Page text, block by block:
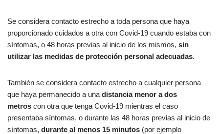
Se considera contacto estrecho a toda persona que haya
proporcionado cuidados a otra con Covid-19 cuando estaba con
síntomas, o 48 horas previas al inicio de los mismos, sin
utilizar las medidas de protección personal adecuadas.
También se considera contacto estrecho a cualquier persona
que haya permanecido a una distancia menor a dos
metros con otra que tenga Covid-19 mientras el caso
presentaba síntomas, o durante las 48 horas previas al inicio de
síntomas, durante al menos 15 minutos (por ejemplo